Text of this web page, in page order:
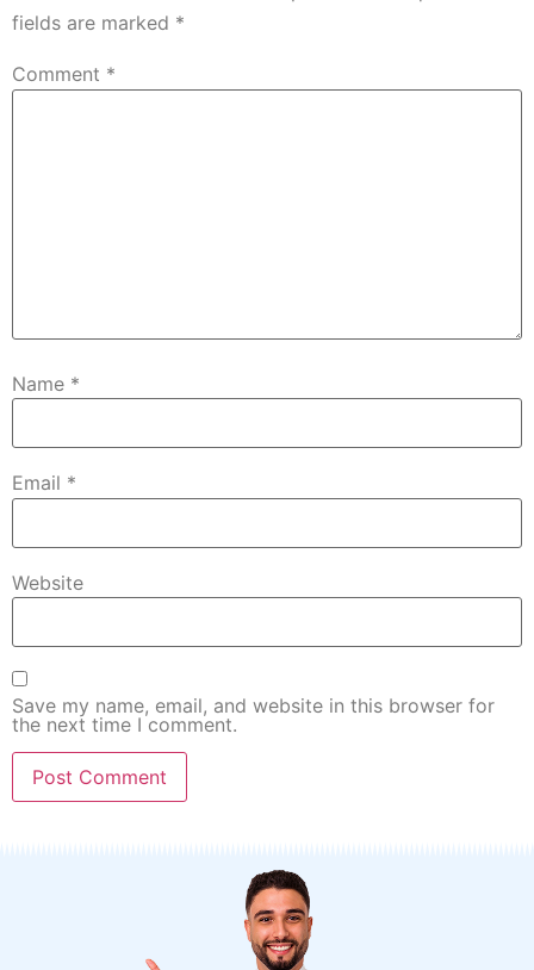
fields are marked *
Comment *
Name *
Email *
Website
Save my name, email, and website in this browser for
the next time I comment.